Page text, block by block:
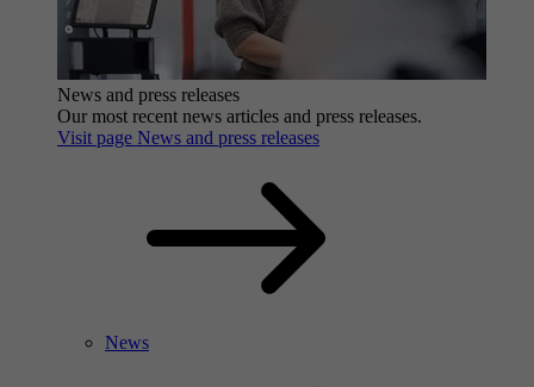
News and press releases
Our most recent news articles and press releases.
Visit page News and press releases
News